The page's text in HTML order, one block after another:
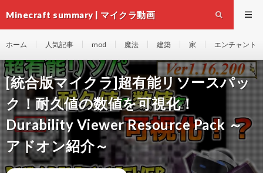
Minecraft summary | マイクラ動画
ホーム 人気記事 mod 魔法 建築 家 エンチャント
[統合版マイクラ]超有能リソースパッ
ク！耐久値の数値を可視化！
Durability Viewer Resource Pack ～
アドオン紹介～